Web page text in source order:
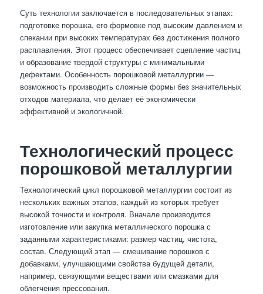
Суть технологии заключается в последовательных этапах:
подготовке порошка, его формовке под высоким давлением и
спекании при высоких температурах без достижения полного
расплавления. Этот процесс обеспечивает сцепление частиц
и образование твердой структуры с минимальными
дефектами. Особенность порошковой металлургии —
возможность производить сложные формы без значительных
отходов материала, что делает её экономически
эффективной и экологичной.
Технологический процесс
порошковой металлургии
Технологический цикл порошковой металлургии состоит из
нескольких важных этапов, каждый из которых требует
высокой точности и контроля. Вначале производится
изготовление или закупка металлического порошка с
заданными характеристиками: размер частиц, чистота,
состав. Следующий этап — смешивание порошков с
добавками, улучшающими свойства будущей детали,
например, связующими веществами или смазками для
облегчения прессования.